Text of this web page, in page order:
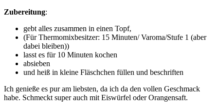
Zube­rei­tung:
gebt alles zusam­men in einen Topf,
(Für Ther­mo­mix­be­sit­zer: 15 Minuten/ Varoma/Stufe 1 (aber
dabei bleiben))
lasst es für 10 Minu­ten kochen
absie­ben
und heiß in klei­ne Fläsch­chen fül­len und beschriften
Ich genie­ße es pur am liebs­ten, da ich da den vol­len Geschmack
habe. Schmeckt super auch mit Eis­wür­fel oder Orangensaft.